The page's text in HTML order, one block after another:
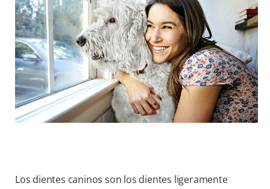
PROMOCIONES
HN (ES)
SUSCRÍBASE
Los dientes caninos son los dientes ligeramente